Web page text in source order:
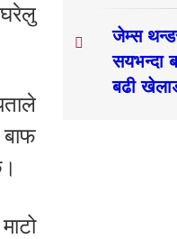
जेम्स
सयभन्दा
बढी